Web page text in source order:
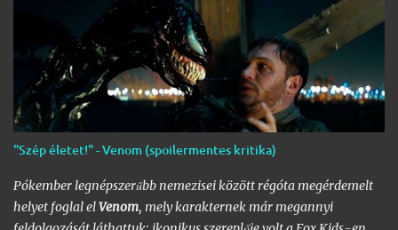
életpályájáról, egy róla mintázott ólomfigurával együtt.
Hazánkban már volt hasonló kaliberű próbálkozás a DC
figurákkal, de az a kísérlet hamar kudarcba fulladt, és kaszálták
a sorozatot. A kiadó ezúttal is az Eaglemoss lesz, a megjelenésre
pedig már nem is kell olyan sokat várnunk, alig néhány hét
múlva már a polcunkon tudhatjuk az első darabot. Az eredeti
sorozat 200 számot élt meg, ami azért nem kevés figurát jelent;
lehet készíteni hozzá az üres polcokat, melyek átrendezése már
így is folyamatosan borsot tör a képregényrajongók orra alá,
hála a Nagy DC- ésMarvel-Képregénygyűjteményegyre
nagyobb helyet igénylő …
"Szép életet!" - Venom (spoilermentes kritika)
Pókember legnépszerűbb nemezisei között régóta megérdemelt
helyet foglal elVenom, mely karakternek már megannyi